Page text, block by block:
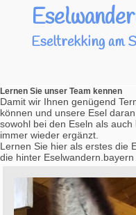
Eseltrekking am
Lernen Sie unser Team kennen
Damit wir Ihnen genügend
können und unsere Esel
sowohl bei den Eseln als
immer wieder ergänzt.
Lernen Sie hier als erstes die
die hinter Eselwandern.bayern